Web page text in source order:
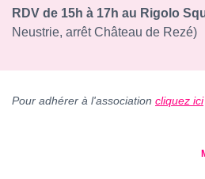
RDV de 15h à 17h au Rigolo
Neustrie, arrêt Château de Rezé)
Pour adhérer à l'association cliquez ici